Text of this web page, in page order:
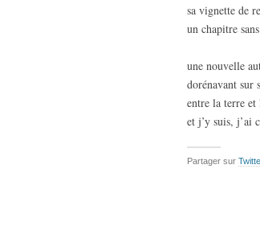
sa vignette de
un chapitre
une nouvelle
dorénavant sur
entre la terre
et j’y suis, j’ai
Partager sur